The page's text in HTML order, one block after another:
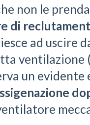
non le
di
ad uscire
ventilazione
un evidente